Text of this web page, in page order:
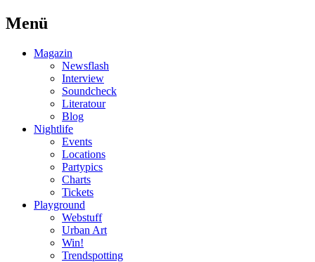
Menü
Magazin
Newsflash
Interview
Soundcheck
Literatour
Blog
Nightlife
Events
Locations
Partypics
Charts
Tickets
Playground
Webstuff
Urban Art
Win!
Trendspotting